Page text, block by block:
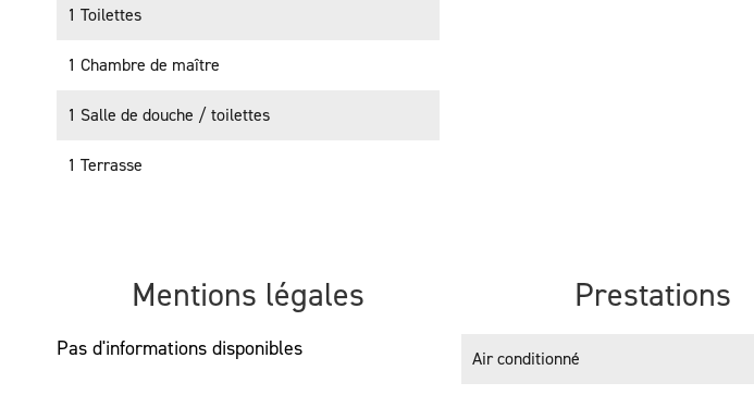
1 Toilettes
1 Chambre de maître
1 Salle de douche / toilettes
1 Terrasse
Mentions légales
Pas d'informations disponibles
Prestations
Air conditionné